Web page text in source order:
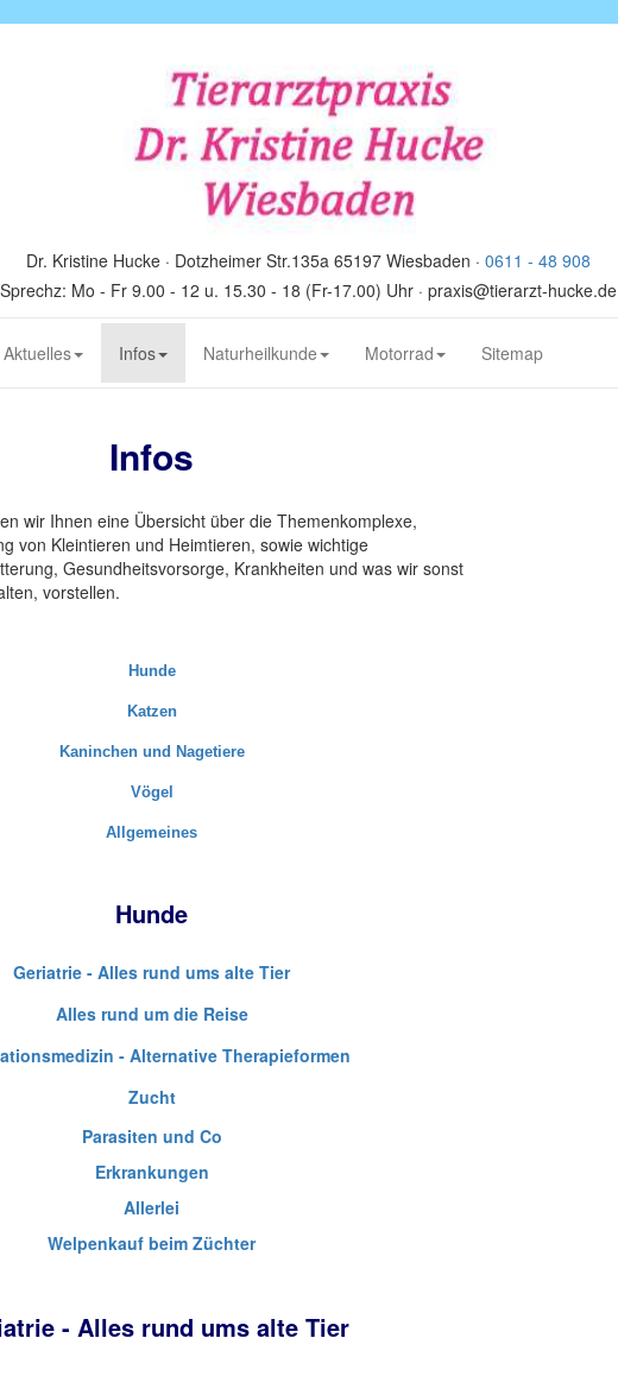
Dr. Kristine Hucke · Dotzheimer Str.135a 65197 Wiesbaden · 0611 - 48 908
Sprechz: Mo - Fr 9.00 - 12 u. 15.30 - 18 (Fr-17.00) Uhr · praxis@tierarzt-hucke.de
Aktuelles Infos Naturheilkunde Motorrad Sitemap
Infos
wir Ihnen eine Übersicht über die Themenkomplexe,
von Kleintieren und Heimtieren, sowie wichtige
Gesundheitsvorsorge, Krankheiten und was wir sonst
vorstellen.
Hunde
Katzen
Kaninchen und Nagetiere
Vögel
Allgemeines
Hunde
Geriatrie - Alles rund ums alte Tier
Alles rund um die Reise
- Alternative Therapieformen
Zucht
Parasiten und Co
Erkrankungen
Allerlei
Welpenkauf beim Züchter
- Alles rund ums alte Tier